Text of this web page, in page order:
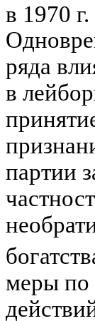
в 1970
ряда
в
партии
меры по